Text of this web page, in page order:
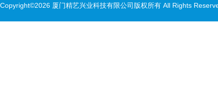
Copyright©2026 厦门精艺兴业科技有限公司版权所有 All Rights